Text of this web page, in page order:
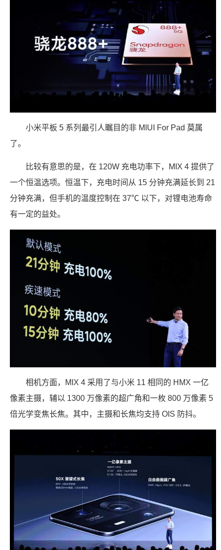
小米平板 5 系列最引人瞩目的非 MIUI For Pad 莫属
了。
比较有意思的是，在 120W 充电功率下，MIX 4 提供了
一个恒温选项。恒温下，充电时间从 15 分钟充满延长到 21
分钟充满，但手机的温度控制在 37℃ 以下，对锂电池寿命
有一定的益处。
相机方面，MIX 4 采用了与小米 11 相同的 HMX 一亿
像素主摄，辅以 1300 万像素的超广角和一枚 800 万像素 5
倍光学变焦长焦。其中，主摄和长焦均支持 OIS 防抖。